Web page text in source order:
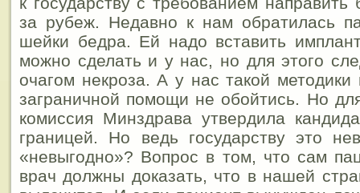
за рубеж. Недавно к нам обратилась
шейки бедра. Ей надо вставить
можно сделать и у нас, но для этого
очагом некроза. А у нас такой методики
заграничной помощи не обойтись. Но
комиссия Минздрава утвердила
границей. Но ведь государству это
«невыгодно»? Вопрос в том, что сам
врач должны доказать, что в нашей